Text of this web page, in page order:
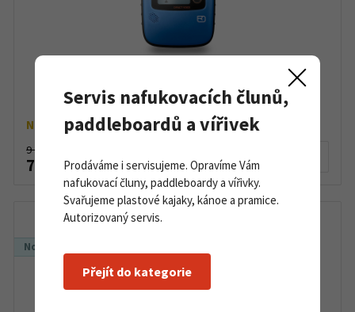
Lavinový vyhledávač Ortovox Diract Voice
Na objednávku
9 299 Kč
7 400 Kč
Novinka
Servis nafukovacích člunů,
paddleboardů a vířivek
Prodáváme i servisujeme. Opravíme Vám
nafukovací čluny, paddleboardy a vířivky.
Svařujeme plastové kajaky, kánoe a pramice.
Autorizovaný servis.
Přejít do kategorie